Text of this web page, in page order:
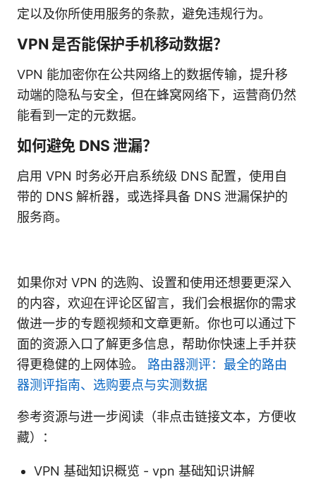
定以及你所使用服务的条款，避免违规行为。
VPN 是否能保护手机移动数据？
VPN 能加密你在公共网络上的数据传输，提升移
动端的隐私与安全，但在蜂窝网络下，运营商仍然
能看到一定的元数据。
如何避免 DNS 泄漏？
启用 VPN 时务必开启系统级 DNS 配置，使用自
带的 DNS 解析器，或选择具备 DNS 泄漏保护的
服务商。
如果你对 VPN 的选购、设置和使用还想要更深入
的内容，欢迎在评论区留言，我们会根据你的需求
做进一步的专题视频和文章更新。你也可以通过下
面的资源入口了解更多信息，帮助你快速上手并获
得更稳健的上网体验。 路由器测评：最全的路由
器测评指南、选购要点与实测数据
参考资源与进一步阅读（非点击链接文本，方便收
藏）：
VPN 基础知识概览 - vpn 基础知识讲解